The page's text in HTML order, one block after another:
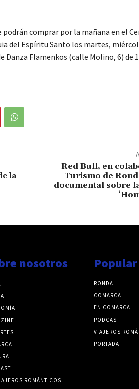
podrán comprar por la mañana en el
del Espíritu Santo los martes,
Danza Flamenkos (calle Molino, 6) de
la
Red Bull, en
Turismo de
documental sobre
nosotros
ROMÁNTICOS
Popular
RONDA
COMARCA
EN COMARCA
PODCAST
VIAJEROS
PORTADA